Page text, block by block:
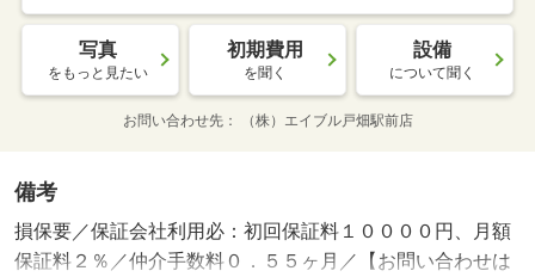
写真
をもっと見たい
初期費用
を聞く
設備
について聞く
お問い合わせ先 （株）エイブル戸畑駅前店
備考
損保要／保証会社利用必：初回保証料１００００円、月額
保証料２％／仲介手数料０．５５ヶ月／【お問い合わせは